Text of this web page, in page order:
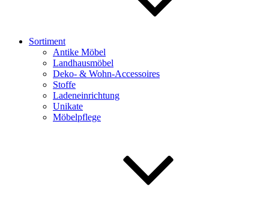
Sortiment
Antike Möbel
Landhausmöbel
Deko- & Wohn-Accessoires
Stoffe
Ladeneinrichtung
Unikate
Möbelpflege